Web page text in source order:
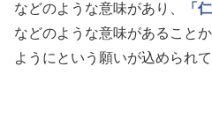
などのような意味があり、
「仁
などのような意味があること
ようにという願いが込められて